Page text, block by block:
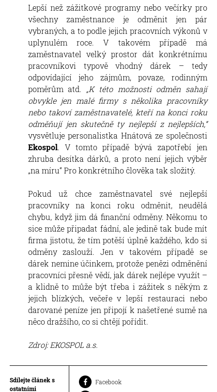
Lepší než zážitkové programy nebo večírky pro
všechny zaměstnance je odměnit jen pár
vybraných, a to podle jejich pracovních výkonů v
uplynulém roce. V takovém případě má
zaměstnavatel velký prostor dát konkrétnímu
pracovníkovi typově vhodný dárek – tedy
odpovídající jeho zájmům, povaze, rodinným
poměrům atd. „K této možnosti odměn sahají
obvykle jen malé firmy s několika pracovníky
nebo takoví zaměstnavatelé, kteří na konci roku
odměňují jen skutečně ty nejlepší z nejlepších,“
vysvětluje personalistka Hnátová ze společnosti
Ekospol. V tomto případě bývá zapotřebí jen
zhruba desítka dárků, a proto není jejich výběr
„na míru“ Pro konkrétního člověka tak složitý.
Pokud už chce zaměstnavatel své nejlepší
pracovníky na konci roku odměnit, neudělá
chybu, když jim dá finanční odměny. Někomu to
sice může připadat fádní, ale jedině tak bude mít
firma jistotu, že tím potěší úplně každého, kdo si
odměny zaslouží. Jen v takovém případě se
dárek nemine účinkem, protože penězi odměnění
pracovníci přesně vědí, jak dárek nejlépe využít –
a klidně to může být třeba i zážitek s někým z
jejich blízkých, večeře v lepší restauraci nebo
darované peníze jen připojí k našetřené sumě na
něco dražšího, co si chtějí pořídit.
Zdroj: EKOSPOL a.s.
Sdílejte článek s
ostatními
Facebook